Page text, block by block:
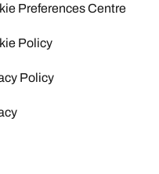
Preferences Centre
Policy
Policy